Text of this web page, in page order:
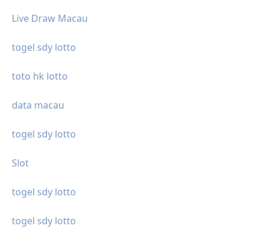
Live Draw Macau
togel sdy lotto
toto hk lotto
data macau
togel sdy lotto
Slot
togel sdy lotto
togel sdy lotto